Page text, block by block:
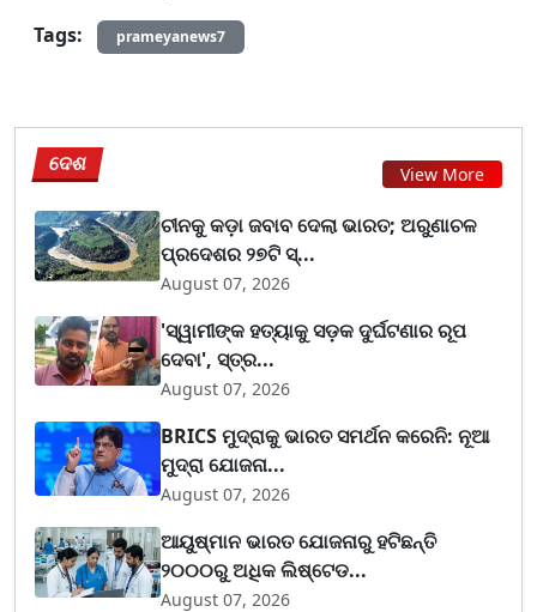
Tags:
prameyanews7
ଦେଶ View More
ଚୀନକୁ କଡ଼ା ଜବାବ ଦେଲା ଭାରତ; ଅରୁଣାଚଳ
ପ୍ରଦେଶର ୨୭ଟି ସ୍...
August 07, 2026
'ସ୍ୱାମୀଙ୍କ ହତ୍ୟାକୁ ସଡ଼କ ଦୁର୍ଘଟଣାର ରୂପ
ଦେବା', ସ୍ତ୍ର...
August 07, 2026
BRICS ମୁଦ୍ରାକୁ ଭାରତ ସମର୍ଥନ କରେନି: ନୂଆ
ମୁଦ୍ରା ଯୋଜନା...
August 07, 2026
ଆୟୁଷ୍ମାନ ଭାରତ ଯୋଜନାରୁ ହଟିଛନ୍ତି
୨୦୦୦ରୁ ଅଧିକ ଲିଷ୍ଟେଡ...
August 07, 2026